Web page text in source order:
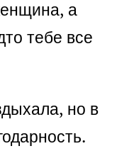
а
тебе все
но в